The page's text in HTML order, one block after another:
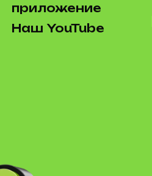
приложение
Наш YouTube